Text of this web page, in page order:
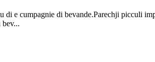
di e cumpagnie di bevande.Parechji picculi